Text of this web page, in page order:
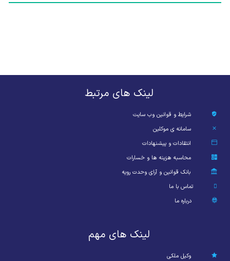
لینک های مرتبط
شرایط و قوانین وب سایت
سامانه ی موکلین
انتقادات و پیشنهادات
محاسبه هزینه ها و خسارات
بانک قوانین و آرای وحدت رویه
تماس با ما
درباره ما
لینک های مهم
وکیل ملکی